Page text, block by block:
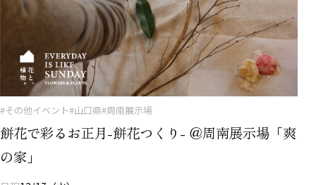
#その他イベント#山口県#周南展示場
餅花で彩るお正月-餅花つくり- ＠周南展示場「爽
の家」